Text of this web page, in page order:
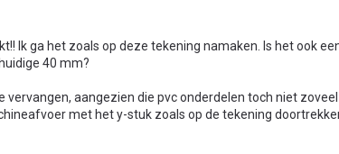
Ik ga het zoals op deze tekening namaken. Is het ook
40 mm?
vervangen, aangezien die pvc onderdelen toch niet
met het y-stuk zoals op de tekening